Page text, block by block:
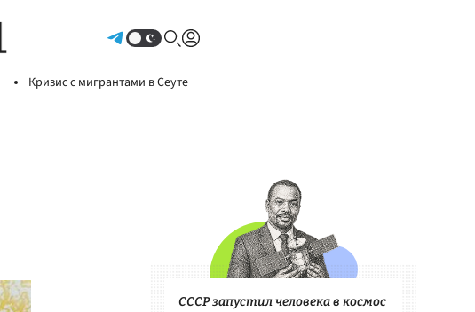
Кризис с мигрантами в Сеуте
СССР запустил человека в космос